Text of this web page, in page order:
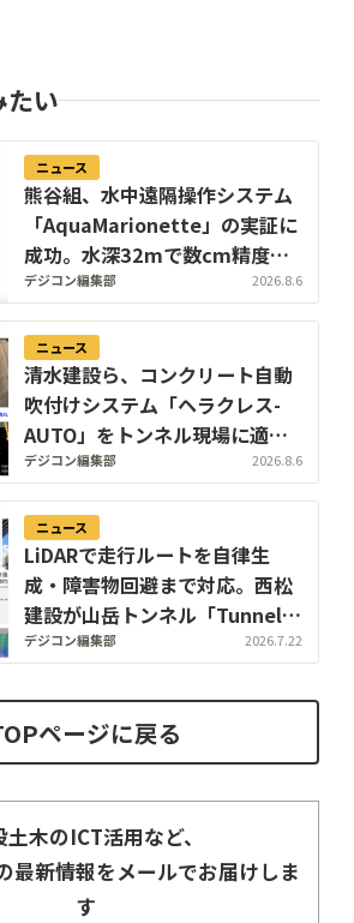
たい
ニュース
熊谷組、水中遠隔操作システム
「AquaMarionette」の実証に
成功。水深32mで数cm精度の
絶対座標計測と確実な水中接合
を実現
デジコン編集部 2026.8.6
ニュース
清水建設ら、コンクリート自動
吹付けシステム「ヘラクレス-
AUTO」をトンネル現場に適
用。粉じんの中でも吹付け厚を
計測し、均質な自動吹付けを実
現
デジコン編集部 2026.8.6
ニュース
LiDARで走行ルートを自律生
成・障害物回避まで対応。西松
建設が山岳トンネル「Tunnel
RemOS」の自動運転システム
デジコン編集部 2026.7.22
ページに戻る
土木のICT活用など、
最新情報をメールでお届けしま
す